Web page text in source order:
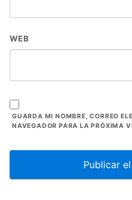
WEB
GUARDA MI NOMBRE, CORREO
NAVEGADOR PARA LA PRÓXIMA